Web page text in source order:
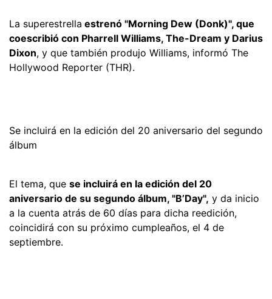
La superestrella estrenó "Morning Dew (Donk)", que
coescribió con Pharrell Williams, The-Dream y Darius
Dixon, y que también produjo Williams, informó The
Hollywood Reporter (THR).
Se incluirá en la edición del 20 aniversario del segundo
álbum
El tema, que se incluirá en la edición del 20
aniversario de su segundo álbum, "B’Day", y da inicio
a la cuenta atrás de 60 días para dicha reedición,
coincidirá con su próximo cumpleaños, el 4 de
septiembre.